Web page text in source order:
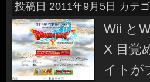
投稿日 2011年9月5日 カテ
Wii と
X 目覚
イトが